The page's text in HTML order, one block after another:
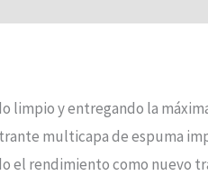
limpio y entregando la
multicapa de espuma
el rendimiento como nuevo